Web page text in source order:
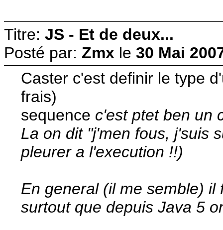
Titre: JS - Et de deux...
Posté par: Zmx le 30 Mai
Caster c'est definir le type
frais)
sequence c'est ptet ben un
La on dit "j'men fous, j'suis
pleurer a l'execution !!)
En general (il me semble)
surtout que depuis Java 5